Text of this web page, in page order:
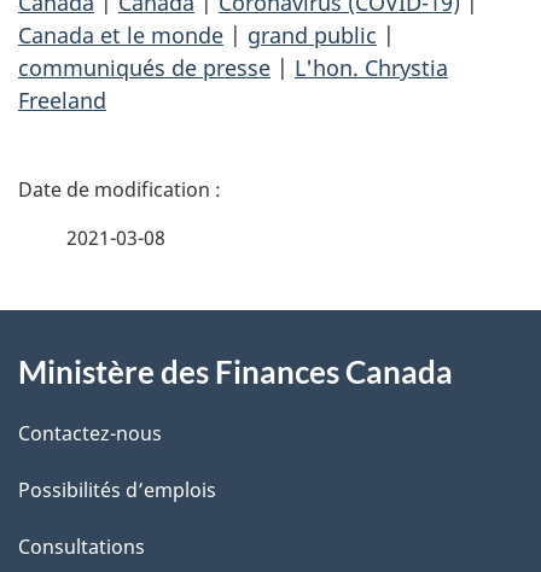
Canada et le monde | grand public |
communiqués de presse | L'hon. Chrystia
Freeland
D
i
l
s
d
2021-03-08
propos
de
ce
site
Ministère des Finances Canada
Contactez-nous
Possibilités d’emplois
Consultations